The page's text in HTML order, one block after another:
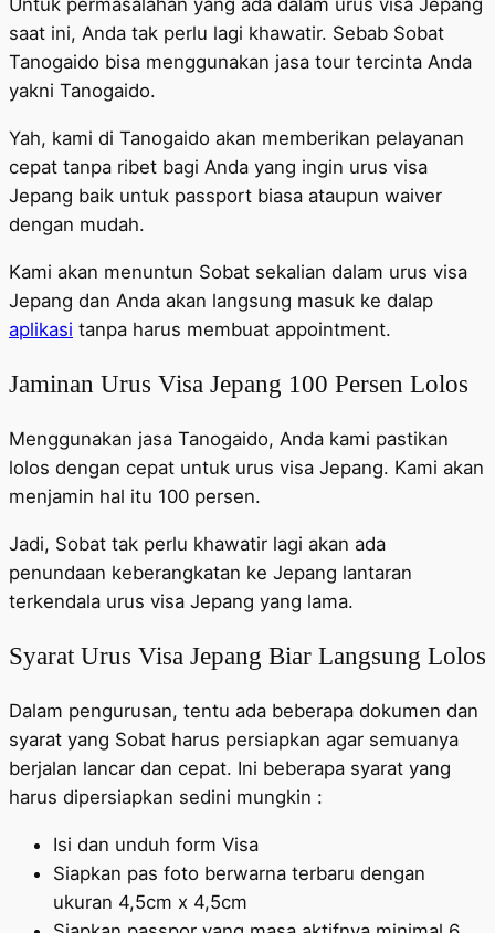
Untuk permasalahan yang ada dalam urus visa Jepang
saat ini, Anda tak perlu lagi khawatir. Sebab Sobat
Tanogaido bisa menggunakan jasa tour tercinta Anda
yakni Tanogaido.
Yah, kami di Tanogaido akan memberikan pelayanan
cepat tanpa ribet bagi Anda yang ingin urus visa
Jepang baik untuk passport biasa ataupun waiver
dengan mudah.
Kami akan menuntun Sobat sekalian dalam urus visa
Jepang dan Anda akan langsung masuk ke dalap
aplikasi tanpa harus membuat appointment.
Jaminan Urus Visa Jepang 100 Persen Lolos
Menggunakan jasa Tanogaido, Anda kami pastikan
lolos dengan cepat untuk urus visa Jepang. Kami akan
menjamin hal itu 100 persen.
Jadi, Sobat tak perlu khawatir lagi akan ada
penundaan keberangkatan ke Jepang lantaran
terkendala urus visa Jepang yang lama.
Syarat Urus Visa Jepang Biar Langsung Lolos
Dalam pengurusan, tentu ada beberapa dokumen dan
syarat yang Sobat harus persiapkan agar semuanya
berjalan lancar dan cepat. Ini beberapa syarat yang
harus dipersiapkan sedini mungkin :
Isi dan unduh form Visa
Siapkan pas foto berwarna terbaru dengan
ukuran 4,5cm x 4,5cm